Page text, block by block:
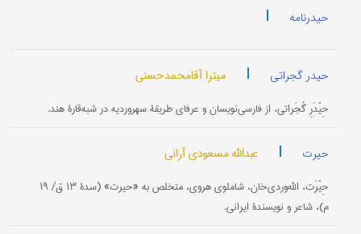
حیدرنامه |
حیدر گجراتی | میترا آقامحمدحسنی
حِیْدَرِ گُجَراتی، از فارسی‌نویسان و عرفای طریقۀ سهروردیه در شبه‌قارۀ هند.
حیرت | عبدالله مسعودی آرانی
حِیْرَت، الله‌وردی‌خان، شاملوی هروی، متخلص به «حیرت» (سدۀ ۱۳ ق/ ۱۹
م)، شاعر و نویسندۀ ایرانی.